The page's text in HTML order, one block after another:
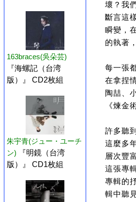
163braces(吳朵芸)
『海螺記（台湾
版）』 CD2枚組
朱宇青(ジュー・ユーチ
ン)
『明鏡（台湾
版）』 CD1枚組
壞？我
斷言這
瞬變，
的執著
每一張
在拿捏
陶喆、
《煉金
許多聽
這麼多
層次豐
這張專
專輯的
輯中聽